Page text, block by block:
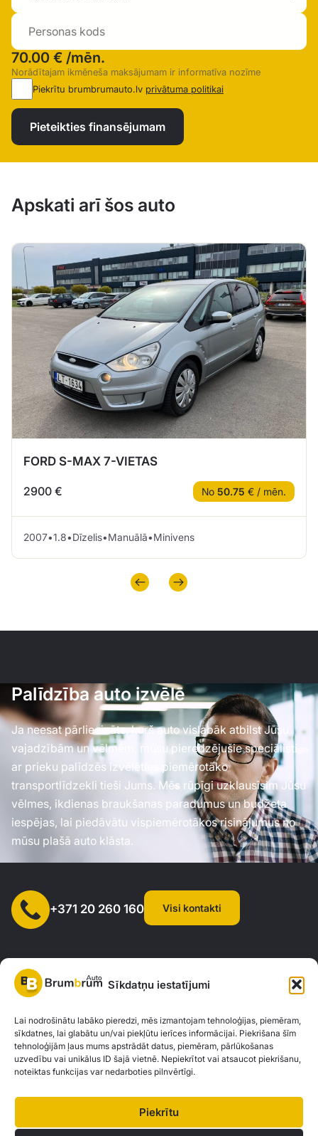
Sīkdatņu iestatījumi
Lai nodrošinātu labāko pieredzi, mēs izmantojam tehnoloģijas, piemēram,
sīkdatnes, lai glabātu un/vai piekļūtu ierīces informācijai. Piekrišana šīm
tehnoloģijām ļaus mums apstrādāt datus, piemēram, pārlūkošanas
uzvedību vai unikālus ID šajā vietnē. Nepiekrītot vai atsaucot piekrišanu,
noteiktas funkcijas var nedarboties pilnvērtīgi.
Piekrītu
70.00 € /mēn.
Norādītajam ikmēneša maksājumam ir informatīva nozīme
Piekrītu brumbrumauto.lv privātuma politikai
Pieteikties finansējumam
Apskati arī šos auto
FORD S-MAX 7-VIETAS
2900 € No 50.75 € / mēn.
2007•1.8•Dīzelis•Manuālā•Minivens
Palīdzība auto izvēlē
Ja neesat pārliecināts, kurš auto vislabāk atbilst Jūsu
vajadzībām un vēlmēm, mūsu pieredzējušie speciālisti
ar prieku palīdzēs izvēlēties piemērotāko
transportlīdzekli tieši Jums. Mēs rūpīgi uzklausīsim Jūsu
vēlmes, ikdienas braukšanas paradumus un budžeta
iespējas, lai piedāvātu vispiemērotākos risinājumus no
mūsu plašā auto klāsta.
+371 20 260 160 Visi kontakti
SIA "AUTOCLICK", Reģ. Nr. 40203371960, Adrese: Mazjumpravas
iela 77, Rīga, LV-1063 |20260160
Privātuma politikaKontakti
Brum Brum Auto nav finanšu iestāde, bet sadarbojas ar vairākām bankām un